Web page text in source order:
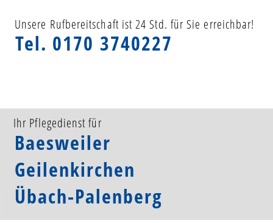
Unsere Rufbereitschaft ist 24 Std. für Sie erreichbar!
Tel. 0170 3740227
Baesweiler
Geilenkirchen
Übach-Palenberg
Ihr Pflegedienst für